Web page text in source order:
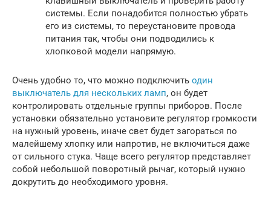
системы. Если понадобится полностью убрать
его из системы, то переустановите провода
питания так, чтобы они подводились к
хлопковой модели напрямую.
Очень удобно то, что можно подключить один
выключатель для нескольких ламп, он будет
контролировать отдельные группы приборов. После
установки обязательно установите регулятор громкости
на нужный уровень, иначе свет будет загораться по
малейшему хлопку или напротив, не включиться даже
от сильного стука. Чаще всего регулятор представляет
собой небольшой поворотный рычаг, который нужно
докрутить до необходимого уровня.